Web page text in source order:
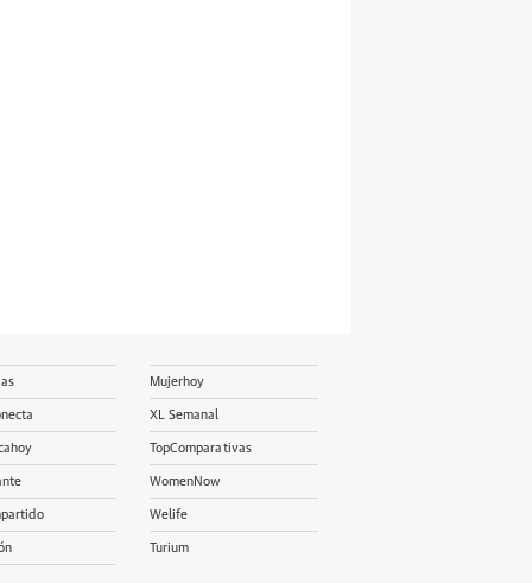
Mujerhoy
XL Semanal
TopComparativas
WomenNow
Welife
Turium